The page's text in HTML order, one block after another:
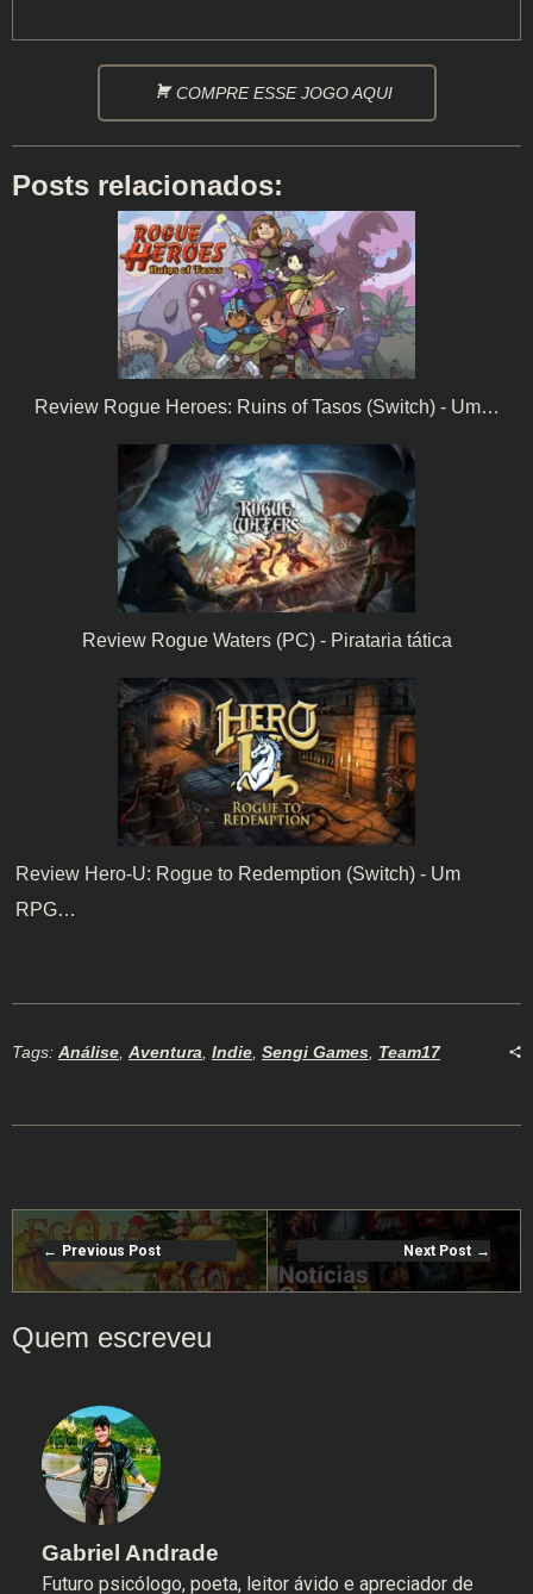
COMPRE ESSE JOGO AQUI
Posts relacionados:
Review Rogue Heroes: Ruins of Tasos (Switch) - Um…
Review Rogue Waters (PC) - Pirataria tática
Review Hero-U: Rogue to Redemption (Switch) - Um
RPG…
Tags: Análise, Aventura, Indie, Sengi Games, Team17
Previous Post Next Post
Gabriel Andrade
Futuro psicólogo, poeta, leitor ávido e apreciador de